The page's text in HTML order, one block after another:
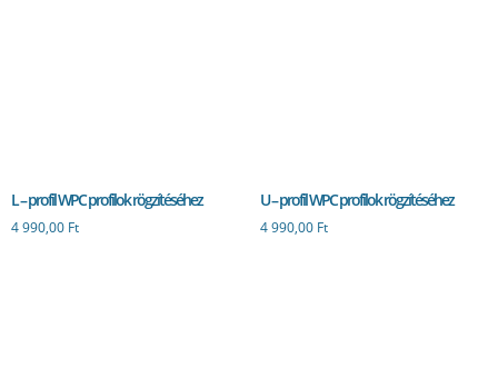
L – profil WPC profilok rögzítéséhez
4 990,00 Ft
U – profil WPC profilok rögzítéséhez
4 990,00 Ft